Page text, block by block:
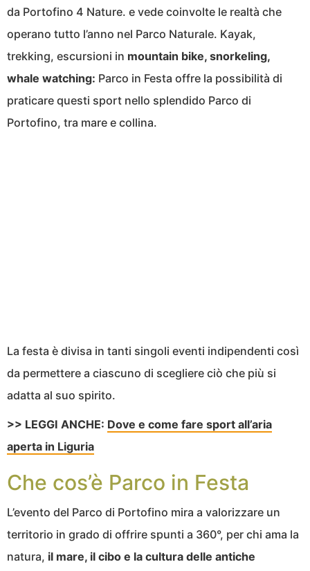
da Portofino 4 Nature. e vede coinvolte le realtà che
operano tutto l’anno nel Parco Naturale. Kayak,
trekking, escursioni in mountain bike, snorkeling,
whale watching: Parco in Festa offre la possibilità di
praticare questi sport nello splendido Parco di
Portofino, tra mare e collina.
La festa è divisa in tanti singoli eventi indipendenti così
da permettere a ciascuno di scegliere ciò che più si
adatta al suo spirito.
>> LEGGI ANCHE: Dove e come fare sport all’aria
aperta in Liguria
Che cos’è Parco in Festa
L’evento del Parco di Portofino mira a valorizzare un
territorio in grado di offrire spunti a 360°, per chi ama la
natura, il mare, il cibo e la cultura delle antiche